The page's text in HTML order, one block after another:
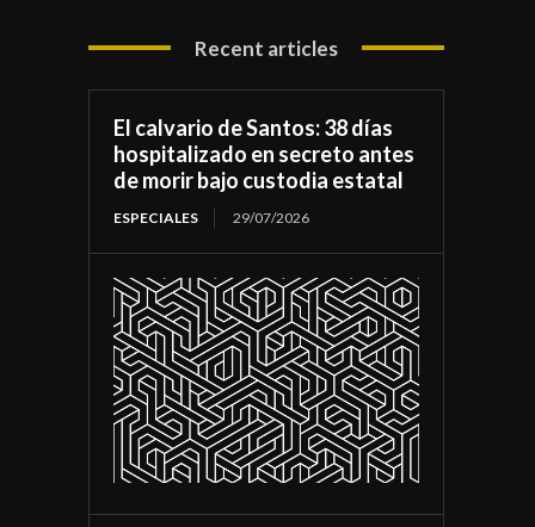
Recent articles
El calvario de Santos: 38 días
hospitalizado en secreto antes
de morir bajo custodia estatal
ESPECIALES 29/07/2026